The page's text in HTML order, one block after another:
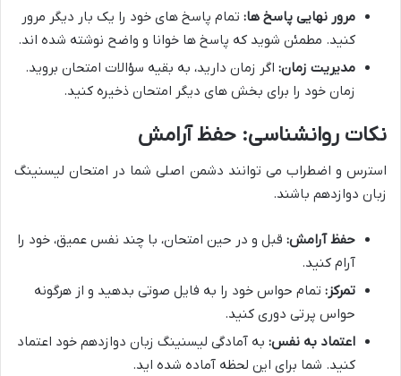
مرور نهایی پاسخ ها: تمام پاسخ های خود را یک بار دیگر مرور
کنید. مطمئن شوید که پاسخ ها خوانا و واضح نوشته شده اند.
مدیریت زمان: اگر زمان دارید، به بقیه سؤالات امتحان بروید.
زمان خود را برای بخش های دیگر امتحان ذخیره کنید.
نکات روانشناسی: حفظ آرامش
استرس و اضطراب می توانند دشمن اصلی شما در امتحان لیسنینگ
زبان دوازدهم باشند.
حفظ آرامش: قبل و در حین امتحان، با چند نفس عمیق، خود را
آرام کنید.
تمرکز: تمام حواس خود را به فایل صوتی بدهید و از هرگونه
حواس پرتی دوری کنید.
اعتماد به نفس: به آمادگی لیسنینگ زبان دوازدهم خود اعتماد
کنید. شما برای این لحظه آماده شده اید.